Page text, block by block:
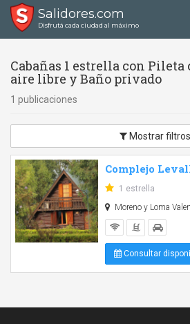
Salidores.com
Disfrutá cada ciudad al máximo
Cabañas 1 estrella con
aire libre y Baño privado
1 publicaciones
Mostrar filtros
Complejo
1 estrella
Moreno y Loma
Consultar